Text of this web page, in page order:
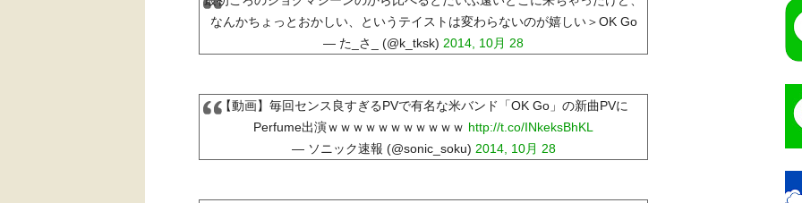
なんかちょっとおかしい、というテイストは変わらないのが嬉しい＞OK Go
— た_さ_ (@k_tksk) 2014, 10月 28
【動画】毎回センス良すぎるPVで有名な米バンド「OK Go」の新曲PVに
Perfume出演ｗｗｗｗｗｗｗｗｗｗｗ http://t.co/INkeksBhKL
— ソニック速報 (@sonic_soku) 2014, 10月 28